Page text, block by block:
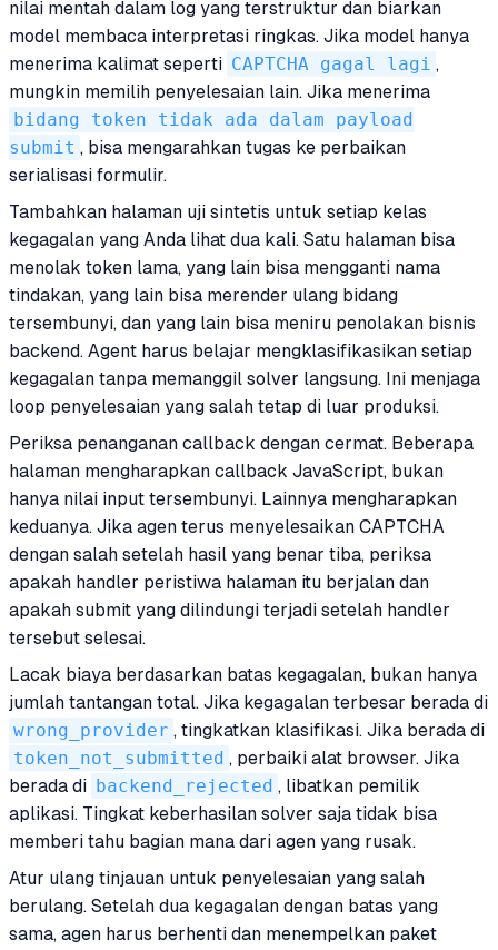
nilai mentah dalam log yang terstruktur dan biarkan
model membaca interpretasi ringkas. Jika model hanya
menerima kalimat seperti CAPTCHA gagal lagi ,
mungkin memilih penyelesaian lain. Jika menerima
bidang token tidak ada dalam payload
submit , bisa mengarahkan tugas ke perbaikan
serialisasi formulir.
Tambahkan halaman uji sintetis untuk setiap kelas
kegagalan yang Anda lihat dua kali. Satu halaman bisa
menolak token lama, yang lain bisa mengganti nama
tindakan, yang lain bisa merender ulang bidang
tersembunyi, dan yang lain bisa meniru penolakan bisnis
backend. Agent harus belajar mengklasifikasikan setiap
kegagalan tanpa memanggil solver langsung. Ini menjaga
loop penyelesaian yang salah tetap di luar produksi.
Periksa penanganan callback dengan cermat. Beberapa
halaman mengharapkan callback JavaScript, bukan
hanya nilai input tersembunyi. Lainnya mengharapkan
keduanya. Jika agen terus menyelesaikan CAPTCHA
dengan salah setelah hasil yang benar tiba, periksa
apakah handler peristiwa halaman itu berjalan dan
apakah submit yang dilindungi terjadi setelah handler
tersebut selesai.
Lacak biaya berdasarkan batas kegagalan, bukan hanya
jumlah tantangan total. Jika kegagalan terbesar berada di
wrong_provider , tingkatkan klasifikasi. Jika berada di
token_not_submitted , perbaiki alat browser. Jika
berada di backend_rejected , libatkan pemilik
aplikasi. Tingkat keberhasilan solver saja tidak bisa
memberi tahu bagian mana dari agen yang rusak.
Atur ulang tinjauan untuk penyelesaian yang salah
berulang. Setelah dua kegagalan dengan batas yang
sama, agen harus berhenti dan menempelkan paket